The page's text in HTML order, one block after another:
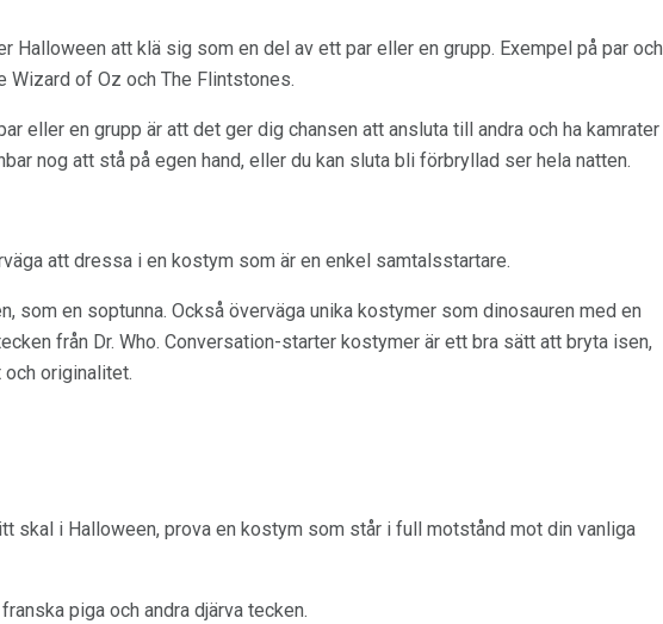
Halloween att klä sig som en del av ett par eller en grupp. Exempel på par och
Wizard of Oz och The Flintstones.
eller en grupp är att det ger dig chansen att ansluta till andra och ha kamrater
nog att stå på egen hand, eller du kan sluta bli förbryllad ser hela natten.
att dressa i en kostym som är en enkel samtalsstartare.
som en soptunna. Också överväga unika kostymer som dinosauren med en
från Dr. Who. Conversation-starter kostymer är ett bra sätt att bryta isen,
originalitet.
skal i Halloween, prova en kostym som står i full motstånd mot din vanliga
piga och andra djärva tecken.